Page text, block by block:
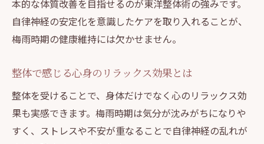
本的な体質改善を目指せるのが東洋整体術の強みです。
自律神経の安定化を意識したケアを取り入れることが、
梅雨時期の健康維持には欠かせません。
整体で感じる心身のリラックス効果とは
整体を受けることで、身体だけでなく心のリラックス効
果も実感できます。梅雨時期は気分が沈みがちになりや
すく、ストレスや不安が重なることで自律神経の乱れが